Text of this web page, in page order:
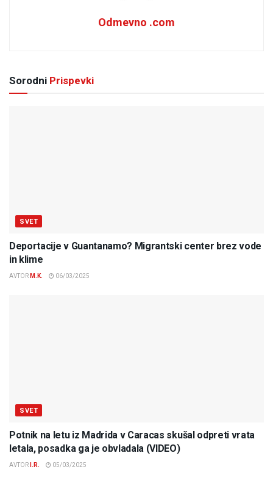
Odmevno .com
Sorodni Prispevki
SVET
Deportacije v Guantanamo? Migrantski center brez vode
in klime
AVTOR M.K. 06/03/2025
SVET
Potnik na letu iz Madrida v Caracas skušal odpreti vrata
letala, posadka ga je obvladala (VIDEO)
AVTOR I.R. 05/03/2025